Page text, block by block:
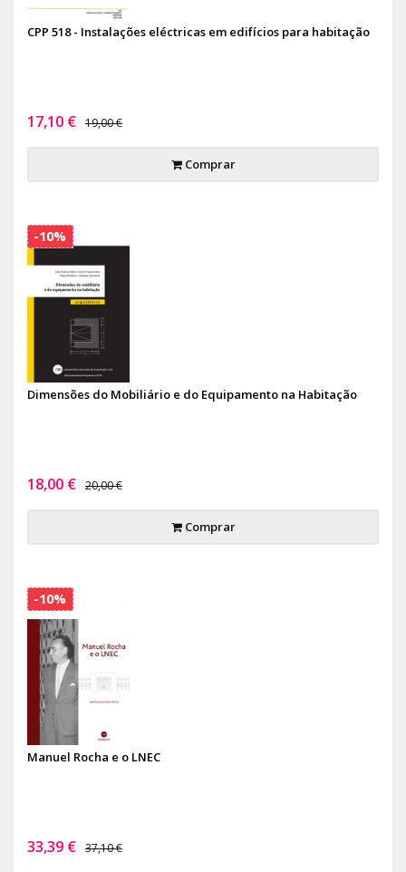
CPP 518 - Instalações eléctricas em edifícios para habitação
17,10 € 19,00 €
Comprar
Dimensões do Mobiliário e do Equipamento na Habitação
18,00 € 20,00 €
Comprar
-10%
Manuel Rocha e o LNEC
33,39 € 37,10 €
-10%